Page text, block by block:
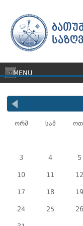
MENU
ორშ სამ
3 4 5
10 11 12
17 18 19
24 25 26